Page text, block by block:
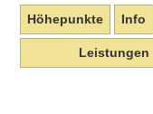
Höhepunkte Info
Leistungen